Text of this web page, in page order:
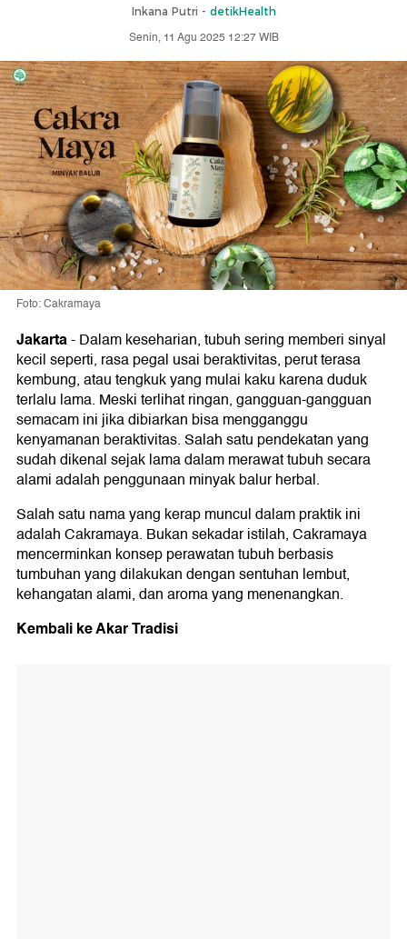
Inkana Putri - detikHealth
Senin, 11 Agu 2025 12:27 WIB
Foto: Cakramaya
Jakarta-Dalam keseharian, tubuh sering memberi sinyal
kecil seperti, rasa pegal usai beraktivitas, perut terasa
kembung, atau tengkuk yang mulai kaku karena duduk
terlalu lama. Meski terlihat ringan, gangguan-gangguan
semacam ini jika dibiarkan bisa mengganggu
kenyamanan beraktivitas. Salah satu pendekatan yang
sudah dikenal sejak lama dalam merawat tubuh secara
alami adalah penggunaan minyak balur herbal.
Salah satu nama yang kerap muncul dalam praktik ini
adalah Cakramaya. Bukan sekadar istilah, Cakramaya
mencerminkan konsep perawatan tubuh berbasis
tumbuhan yang dilakukan dengan sentuhan lembut,
kehangatan alami, dan aroma yang menenangkan.
Kembali ke Akar Tradisi